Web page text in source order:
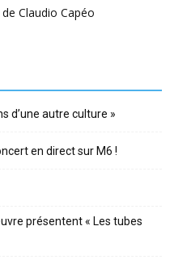
Claudio Capéo
d’une autre culture »
en direct sur M6 !
présentent « Les tubes